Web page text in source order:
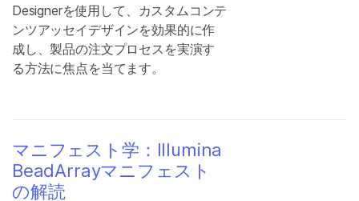
Designerを使用して、カスタムコンテ
ンツアッセイデザインを効果的に作
成し、製品の注文プロセスを実演す
る方法に焦点を当てます。
マニフェスト学：Illumina
BeadArrayマニフェスト
の解読